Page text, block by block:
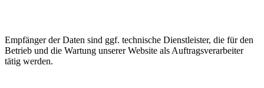
Empfänger der Daten sind ggf. technische Dienstleister, die für den
Betrieb und die Wartung unserer Website als Auftragsverarbeiter
tätig werden.